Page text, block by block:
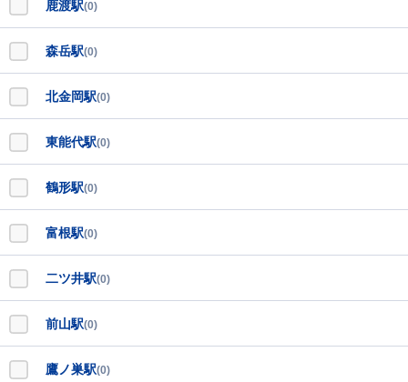
鹿渡駅(0)
森岳駅(0)
北金岡駅(0)
東能代駅(0)
鶴形駅(0)
富根駅(0)
二ツ井駅(0)
前山駅(0)
鷹ノ巣駅(0)